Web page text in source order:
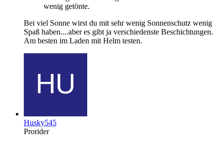
wenig getönte.
Bei viel Sonne wirst du mit sehr wenig Sonnenschutz wenig
Spaß haben....aber es gibt ja verschiedenste Beschichtungen.
Am besten im Laden mit Helm testen.
Husky545
Prorider